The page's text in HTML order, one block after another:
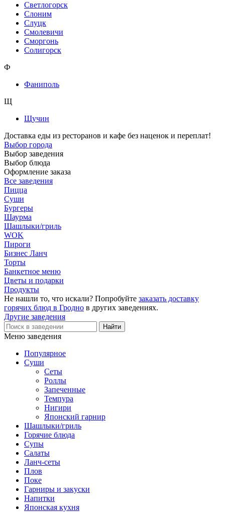
Светлогорск
Слоним
Слуцк
Смолевичи
Сморгонь
Солигорск
Ф
Фаниполь
Щ
Щучин
Доставка еды из ресторанов и кафе без наценок и переплат!
Выбор города
Выбор заведения
Выбор блюда
Оформление заказа
Все заведения
Пицца
Суши
Бургеры
Шаурма
Шашлыки/гриль
WOK
Пироги
Бизнес Ланч
Торты
Банкетное меню
Цветы и подарки
Продукты
Не нашли то, что искали? Попробуйте заказать доставку
горячих блюд в Гродно в других заведениях.
Другие заведения
Меню заведения
Популярное
Суши
Сеты
Роллы
Запеченные
Темпура
Нигири
Японский гарнир
Шашлыки/гриль
Горячие блюда
Супы
Салаты
Ланч-сеты
Плов
Поке
Гарниры и закуски
Напитки
Японская кухня